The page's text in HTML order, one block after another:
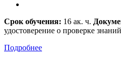
Срок обучения: 16 ак. ч.
удостоверение о проверке знаний
Подробнее